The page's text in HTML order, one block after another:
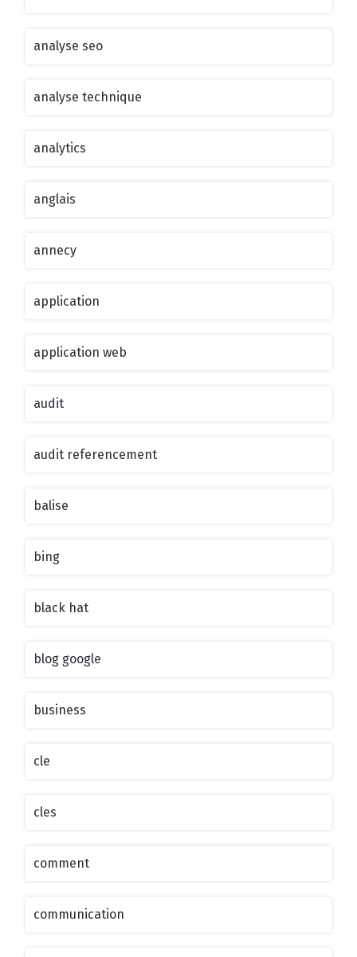
analyse seo
analyse technique
analytics
anglais
annecy
application
application web
audit
audit referencement
balise
bing
black hat
blog google
business
cle
cles
comment
communication